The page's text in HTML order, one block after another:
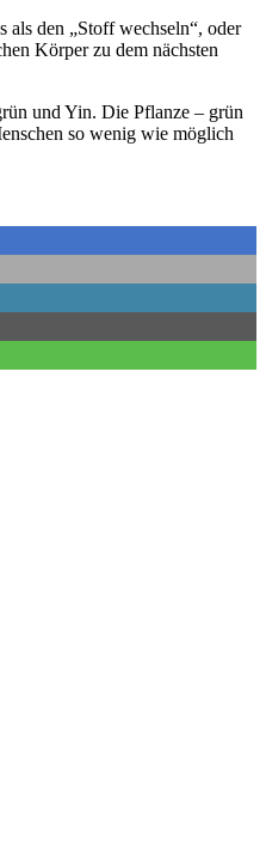
als den „Stoff wechseln“, oder
Körper zu dem nächsten
und Yin. Die Pflanze – grün
so wenig wie möglich